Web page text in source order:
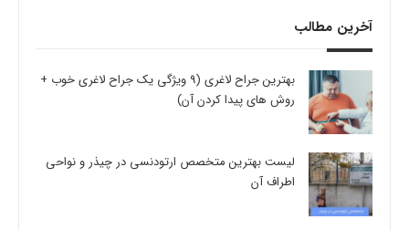
آخرین مطالب
بهترین جراح لاغری (9 ویژگی یک جراح لاغری خوب +
روش های پیدا کردن آن)
لیست بهترین متخصص ارتودنسی در چیذر و نواحی
اطراف آن